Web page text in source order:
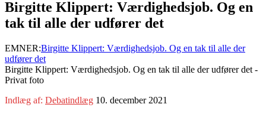
Birgitte Klippert: Værdighedsjob. Og en
tak til alle der udfører det
EMNER:Birgitte Klippert: Værdighedsjob. Og en tak til alle der
udfører det
Birgitte Klippert: Værdighedsjob. Og en tak til alle der udfører det -
Privat foto
Indlæg af: Debatindlæg 10. december 2021